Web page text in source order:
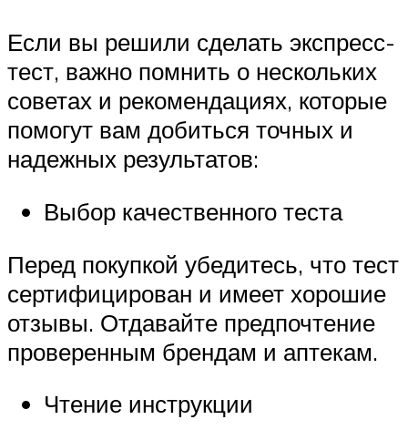
Если вы решили сделать экспресс-
тест, важно помнить о нескольких
советах и рекомендациях, которые
помогут вам добиться точных и
надежных результатов:
Выбор качественного теста
Перед покупкой убедитесь, что тест
сертифицирован и имеет хорошие
отзывы. Отдавайте предпочтение
проверенным брендам и аптекам.
Чтение инструкции